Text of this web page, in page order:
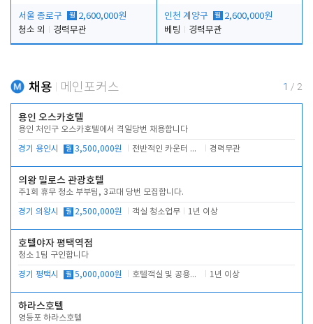
서울 종로구 월 2,600,000원
청소 외
경력무관
인천 계양구 월 2,600,000원
베팅
경력무관
채용 메인포커스 1 / 2
용인 오스카호텔
용인 처인구 오스카호텔에서 격일당번 채용합니다
경기 용인시 월 3,500,000원 전반적인 카운터 업무 경력무관
의왕 밀로스 관광호텔
주1회 휴무 청소 부부팀, 3교대 당번 모집합니다.
경기 의왕시 월 2,500,000원 객실 청소업무 1년 이상
호텔야자 평택역점
청소 1팀 구인합니다
경기 평택시 월 5,000,000원 호텔객실 및 공용시설 청소 관리 1년 이상
하라스호텔
영등포 하라스호텔